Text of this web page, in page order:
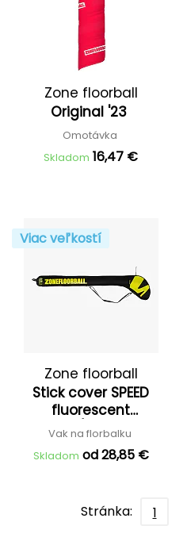
Zone floorball
Original '23
Omotávka
Skladom 16,47 €
Viac veľkostí
Zone floorball
Stick cover SPEED
fluorescent
yellow/black '26
Vak na florbalku
Skladom od 28,85 €
Stránka: 1